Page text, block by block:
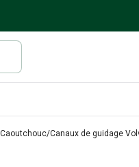
Caoutchouc/Canaux de guidage